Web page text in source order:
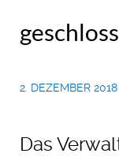
2. DEZEMBER 2018
Das